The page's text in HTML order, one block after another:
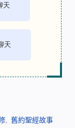
天
天
舊約聖經故事